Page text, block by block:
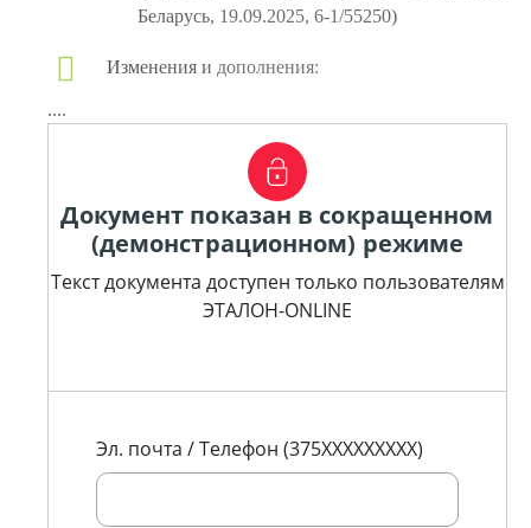
Беларусь, 19.09.2025, 6-1/55250)
Изменения и дополнения:
....
Документ показан в сокращенном
(демонстрационном) режиме
Текст документа доступен только пользователям
ЭТАЛОН-ONLINE
Эл. почта / Телефон (375XXXXXXXXX)